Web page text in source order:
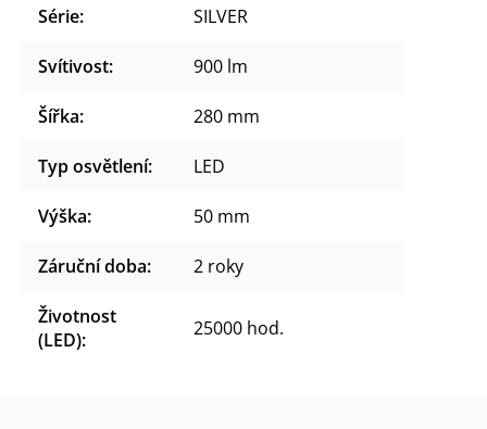
Série: SILVER
Svítivost: 900 lm
Šířka: 280 mm
Typ osvětlení: LED
Výška: 50 mm
Záruční doba: 2 roky
Životnost
(LED): 25000 hod.